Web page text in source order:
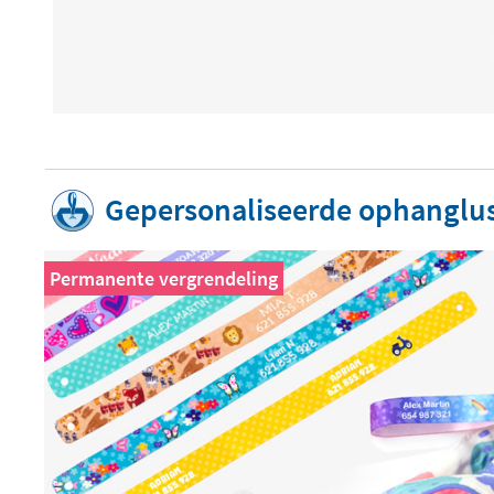
Gepersonaliseerde
Permanente vergrendeling